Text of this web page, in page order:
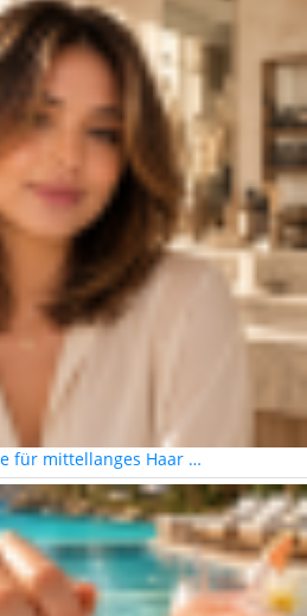
für mittellanges Haar …